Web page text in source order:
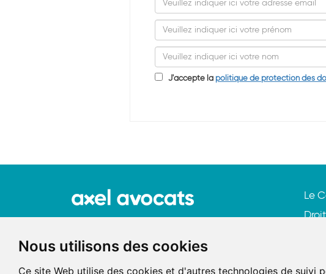
Nous utilisons des cookies
Ce site Web utilise des cookies et d'autres technologies de suivi
J'accepte la politique de protection des
Le